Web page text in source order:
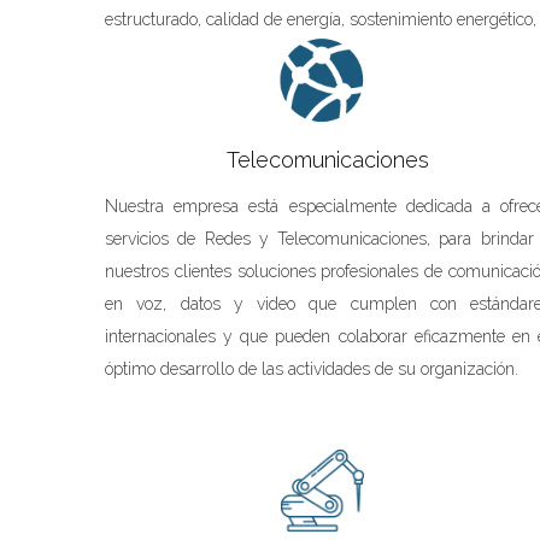
estructurado, calidad de energía, sostenimiento
Telecomunicaciones
Nuestra empresa está especialmente dedicada a
servicios de Redes y Telecomunicaciones, para brindar
nuestros clientes soluciones profesionales de
en voz, datos y video que cumplen con
internacionales y que pueden colaborar eficazmente en
óptimo desarrollo de las actividades de su organización.